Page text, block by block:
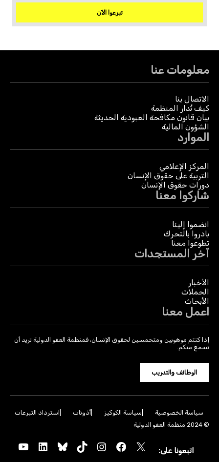
تبرعوا الآن
معلومات عنا
الاتصال بنا
كيف تُدار المنظمة
بيان قانون مكافحة العبودية الحديثة
الشؤون المالية
الموارد
المركز الإعلامي
التربية على حقوق الإنسان
دورات حقوق الإنسان
شاركوا معنا
انضموا إلينا
بادروا بالتحرك
تطوعوا معنا
آخر المستجدات
الأخبار
الحملات
الأبحاث
اعمل معنا
إذا كنتم موهوبين ومتحمسين لحقوق الإنسان، فمنظمة العفو الدولية تريد أن
تسمع منكم.
الوظائف والتدريب
سياسة الخصوصية سياسة الكوكيز أذونات
استرداد التبرعات
© 2024 منظمة العفو الدولية
اتبعونا على: X
Facebook
Instagram
TikTok
Bluesky
LinkedIn
YouTube